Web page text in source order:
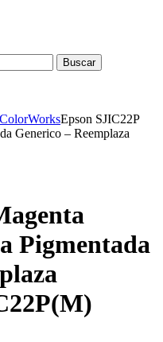
Buscar
ColorWorksEpson SJIC22P
Generico – Reemplaza
Pigmentada